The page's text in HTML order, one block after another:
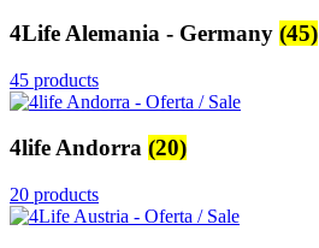
4Life Alemania - Germany (45)
45 products
4life Andorra (20)
20 products